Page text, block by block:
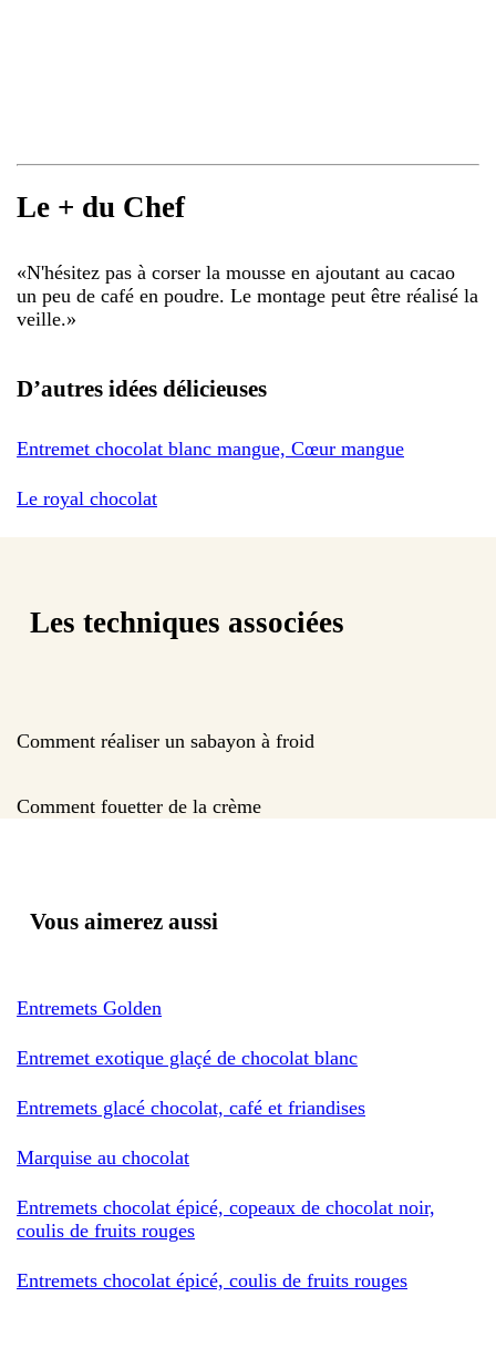
Le + du Chef
«N'hésitez pas à corser la mousse en ajoutant au cacao
un peu de café en poudre. Le montage peut être réalisé la
veille.»
D’autres idées délicieuses
Entremet chocolat blanc mangue, Cœur mangue
Le royal chocolat
Les techniques associées
Comment réaliser un sabayon à froid
Comment fouetter de la crème
Vous aimerez aussi
Entremets Golden
Entremet exotique glaçé de chocolat blanc
Entremets glacé chocolat, café et friandises
Marquise au chocolat
Entremets chocolat épicé, copeaux de chocolat noir,
coulis de fruits rouges
Entremets chocolat épicé, coulis de fruits rouges